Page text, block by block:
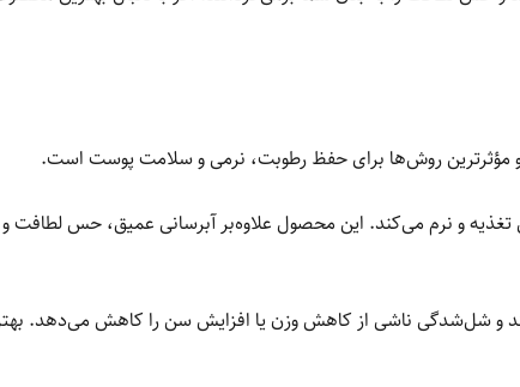
و مؤثرترین روش‌ها برای حفظ رطوبت، نرمی و سلامت پوست است.
و نرم می‌کند. این محصول علاوه‌بر آبرسانی عمیق، حس لطافت و
و شل‌شدگی ناشی از کاهش وزن یا افزایش سن را کاهش می‌دهد.